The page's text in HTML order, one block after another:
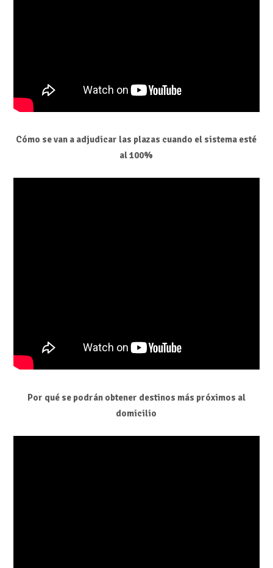
Cómo se van a adjudicar las plazas cuando el sistema esté
al 100%
Por qué se podrán obtener destinos más próximos al
domicilio